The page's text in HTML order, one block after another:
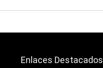
Enlaces Destacados